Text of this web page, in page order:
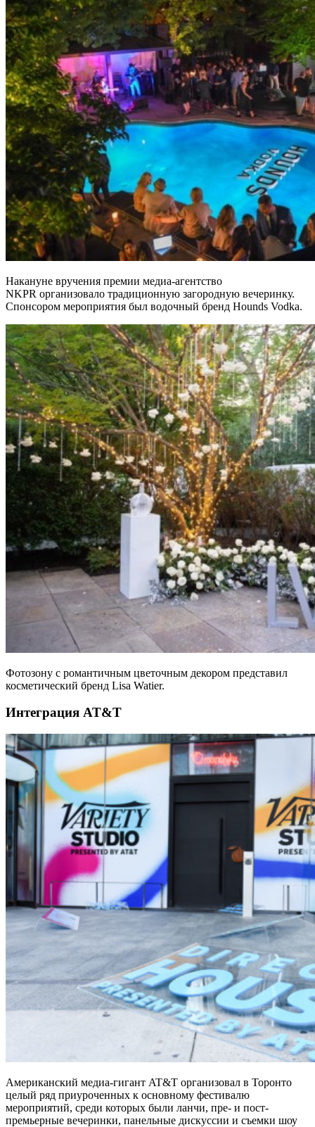
Накануне вручения премии медиа-агентство
NKPR организовало традиционную загородную вечеринку.
Спонсором мероприятия был водочный бренд Hounds Vodka.
Фотозону с романтичным цветочным декором представил
косметический бренд Lisa Watier.
Интеграция AT&T
Американский медиа-гигант AT&T организовал в Торонто
целый ряд приуроченных к основному фестивалю
мероприятий, среди которых были ланчи, пре- и пост-
премьерные вечеринки, панельные дискуссии и съемки шоу